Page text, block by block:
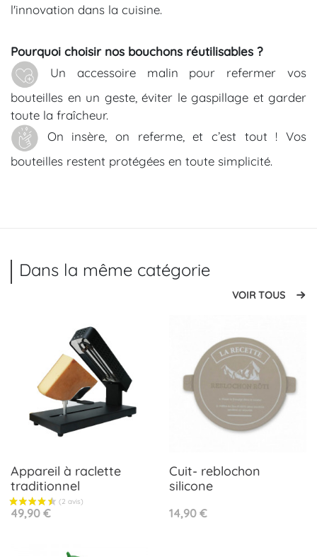
l'innovation dans la cuisine.
Pourquoi choisir nos bouchons réutilisables ?
Un accessoire malin pour refermer vos
bouteilles en un geste, éviter le gaspillage et garder
toute la fraîcheur.
On insère, on referme, et c’est tout ! Vos
bouteilles restent protégées en toute simplicité.
Dans la même catégorie
VOIR TOUS
Appareil à raclette
traditionnel
Prix
49,90 €
Cuit- reblochon
silicone
Prix
14,90 €